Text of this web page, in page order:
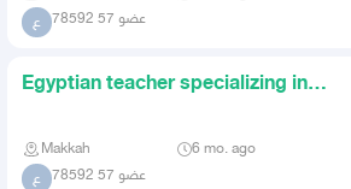
ع عضو 57 78592
Egyptian teacher specializing in
Makkah 6 mo. ago
ع عضو 57 78592